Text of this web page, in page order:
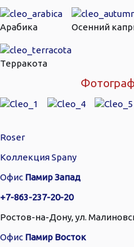
Арабика Осенний
Терракота
Roser
Коллекция Spany
Офис Памир Запад
+7-863-237-20-20
Ростов-на-Дону, ул.
Офис Памир Восток